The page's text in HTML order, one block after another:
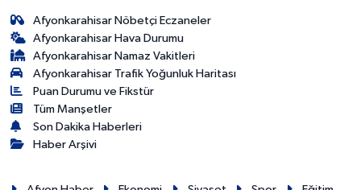
Afyonkarahisar Nöbetçi Eczaneler
Afyonkarahisar Hava Durumu
Afyonkarahisar Namaz Vakitleri
Afyonkarahisar Trafik Yoğunluk Haritası
Puan Durumu ve Fikstür
Tüm Manşetler
Son Dakika Haberleri
Haber Arşivi